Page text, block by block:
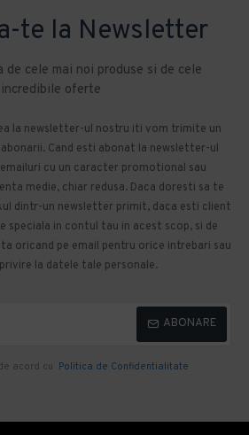
te la Newsletter
de cele mai noi produse si de cele
incredibile oferte
la newsletter-ul nostru iti vom trimite un
Cand esti abonat la newsletter-ul
cu un caracter promotional sau
medie, chiar redusa. Daca doresti sa te
dintr-un newsletter primit, daca esti client
speciala in contul tau in acest scop, si de
oricand pe email pentru orice intrebari sau
la datele tale personale.
ABONARE
acord cu Politica de Confidentialitate